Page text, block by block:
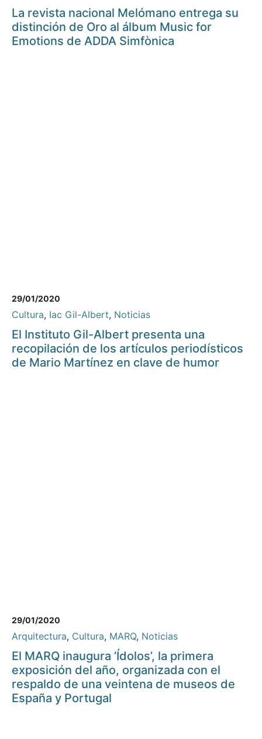
La revista nacional Melómano entrega su
distinción de Oro al álbum Music for
Emotions de ADDA Simfònica
29/01/2020
Cultura, Iac Gil-Albert, Noticias
El Instituto Gil-Albert presenta una
recopilación de los artículos periodísticos
de Mario Martínez en clave de humor
29/01/2020
Arquitectura, Cultura, MARQ, Noticias
El MARQ inaugura ‘Ídolos’, la primera
exposición del año, organizada con el
respaldo de una veintena de museos de
España y Portugal